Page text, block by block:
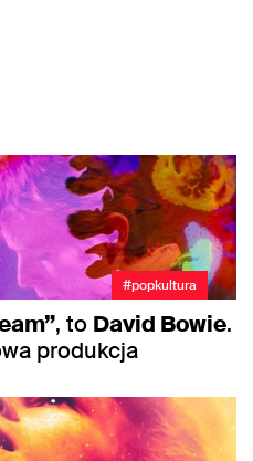
#popkultura
, to David Bowie.
produkcja